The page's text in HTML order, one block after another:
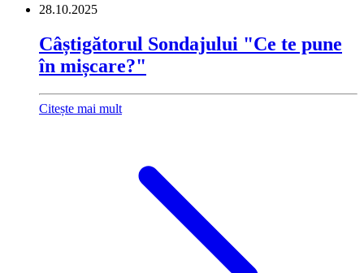
28.10.2025
Câștigătorul Sondajului "Ce te pune
în mișcare?"
Citește mai mult